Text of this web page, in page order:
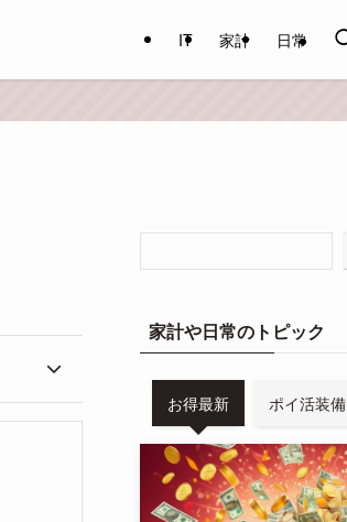
IT 家計 日常
家計や日常のトピック
お得最新 ポイ活装備